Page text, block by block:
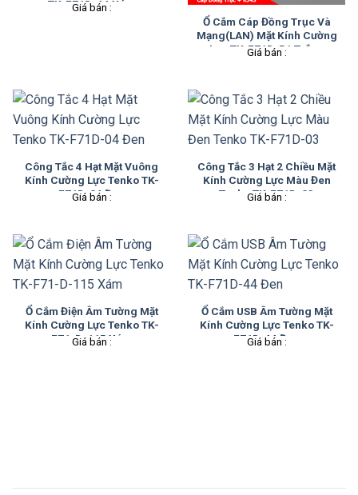
TK-F71D-44 Xám
Giá bán :
Ổ Cắm Cáp Đồng Trục Và
Mạng(LAN) Mặt Kính Cường
Lực TK-F71D-51 Trắng
Giá bán :
Công Tắc 4 Hạt Mặt Vuông
Kính Cường Lực Tenko TK-
F71D-04 Đen
Giá bán :
Công Tắc 3 Hạt 2 Chiều Mặt
Kính Cường Lực Màu Đen
Tenko TK-F71D-03
Giá bán :
Ổ Cắm Điện Âm Tường Mặt
Kính Cường Lực Tenko TK-
F71-D-115 Xám
Giá bán :
Ổ Cắm USB Âm Tường Mặt
Kính Cường Lực Tenko TK-
F71D-44 Đen
Giá bán :